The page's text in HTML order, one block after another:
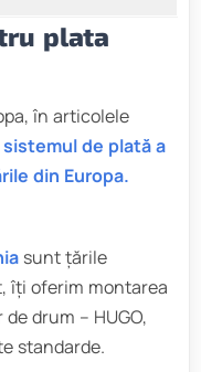
plata
în articolele
sistemul de plată a
din Europa.
sunt țările
îți oferim montarea
drum – HUGO,
standarde.